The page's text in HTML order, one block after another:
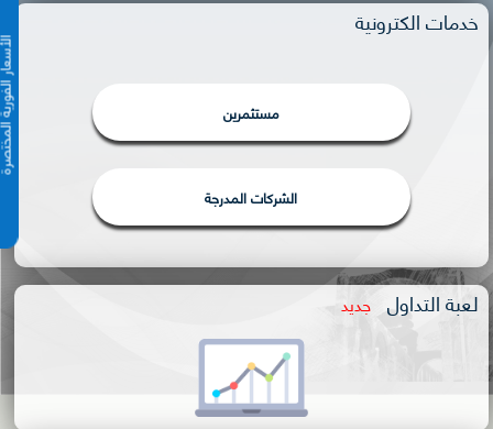
الأسعار
خدمات الكترونية
مستثمرين
الشركات المدرجة
لعبة التداول جديد